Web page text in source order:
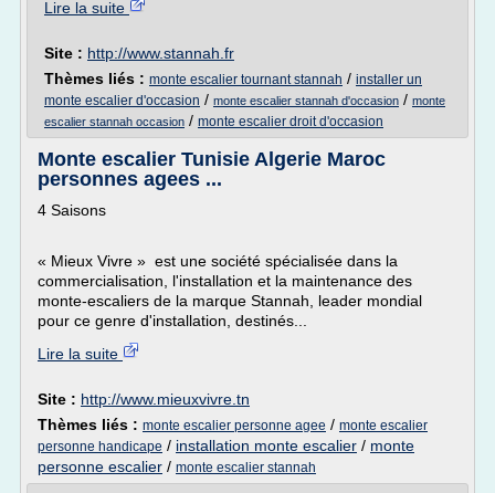
Lire la suite
Site : http://www.stannah.fr
Thèmes liés : monte escalier tournant stannah / installer un
monte escalier d'occasion / monte escalier stannah d'occasion / monte
escalier stannah occasion / monte escalier droit d'occasion
Monte escalier Tunisie Algerie Maroc
personnes agees ...
4 Saisons
« Mieux Vivre » est une société spécialisée dans la
commercialisation, l'installation et la maintenance des
monte-escaliers de la marque Stannah, leader mondial
pour ce genre d'installation, destinés...
Lire la suite
Site : http://www.mieuxvivre.tn
Thèmes liés : monte escalier personne agee / monte escalier
personne handicape / installation monte escalier / monte
personne escalier / monte escalier stannah